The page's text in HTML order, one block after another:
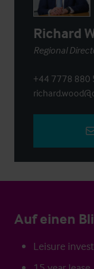
Richard
Regional
+44 7778 880
Auf einen
Leisure